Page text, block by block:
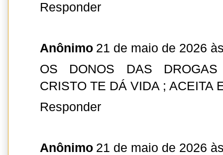
Responder
Anônimo 21 de maio de 2026
OS DONOS DAS
CRISTO TE DÁ VIDA ; ACEITA
Responder
Anônimo 21 de maio de 2026